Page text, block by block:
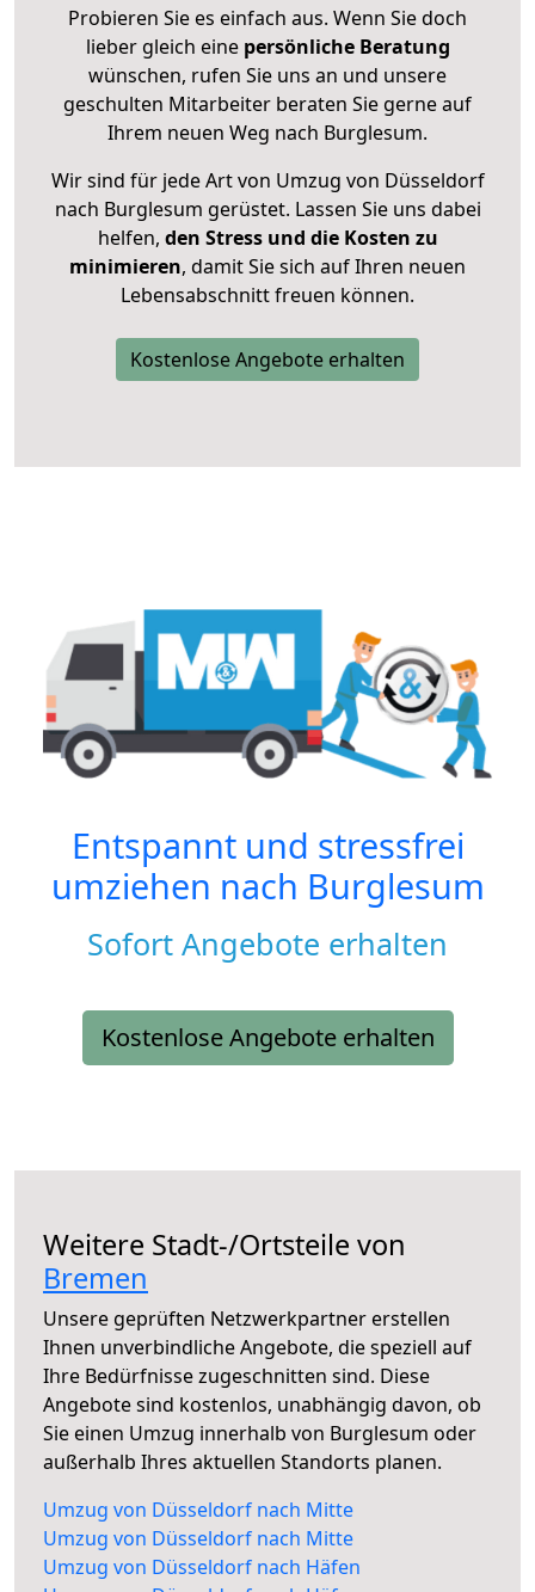
Probieren Sie es einfach aus. Wenn Sie doch
lieber gleich eine persönliche Beratung
wünschen, rufen Sie uns an und unsere
geschulten Mitarbeiter beraten Sie gerne auf
Ihrem neuen Weg nach Burglesum.
Wir sind für jede Art von Umzug von Düsseldorf
nach Burglesum gerüstet. Lassen Sie uns dabei
helfen, den Stress und die Kosten zu
minimieren, damit Sie sich auf Ihren neuen
Lebensabschnitt freuen können.
Kostenlose Angebote erhalten
Entspannt und stressfrei
umziehen nach Burglesum
Sofort Angebote erhalten
Kostenlose Angebote erhalten
Weitere Stadt-/Ortsteile von
Bremen
Unsere geprüften Netzwerkpartner erstellen
Ihnen unverbindliche Angebote, die speziell auf
Ihre Bedürfnisse zugeschnitten sind. Diese
Angebote sind kostenlos, unabhängig davon, ob
Sie einen Umzug innerhalb von Burglesum oder
außerhalb Ihres aktuellen Standorts planen.
Umzug von Düsseldorf nach Mitte
Umzug von Düsseldorf nach Mitte
Umzug von Düsseldorf nach Häfen